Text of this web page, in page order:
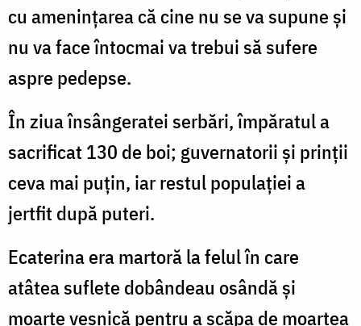
cu amenințarea că cine nu se va supune și
nu va face în­tocmai va trebui să sufere
aspre pedepse.
În ziua însângeratei serbări, împăratul a
sacrificat 130 de boi; guvernatorii și prinții
ceva mai puțin, iar restul populației a
jertfit după puteri.
Ecaterina era martoră la felul în care
atâtea suflete dobândeau osândă și
moarte veșnică pentru a scăpa de moartea